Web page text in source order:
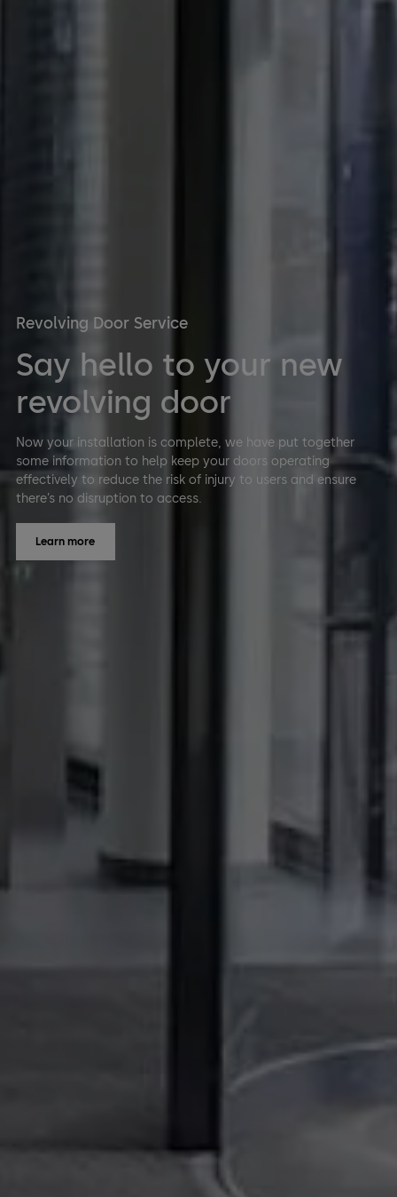
Revolving Door Service
Say hello to your new
revolving door
Now your installation is complete, we have put together
some information to help keep your doors operating
effectively to reduce the risk of injury to users and ensure
there’s no disruption to access.
Learn more